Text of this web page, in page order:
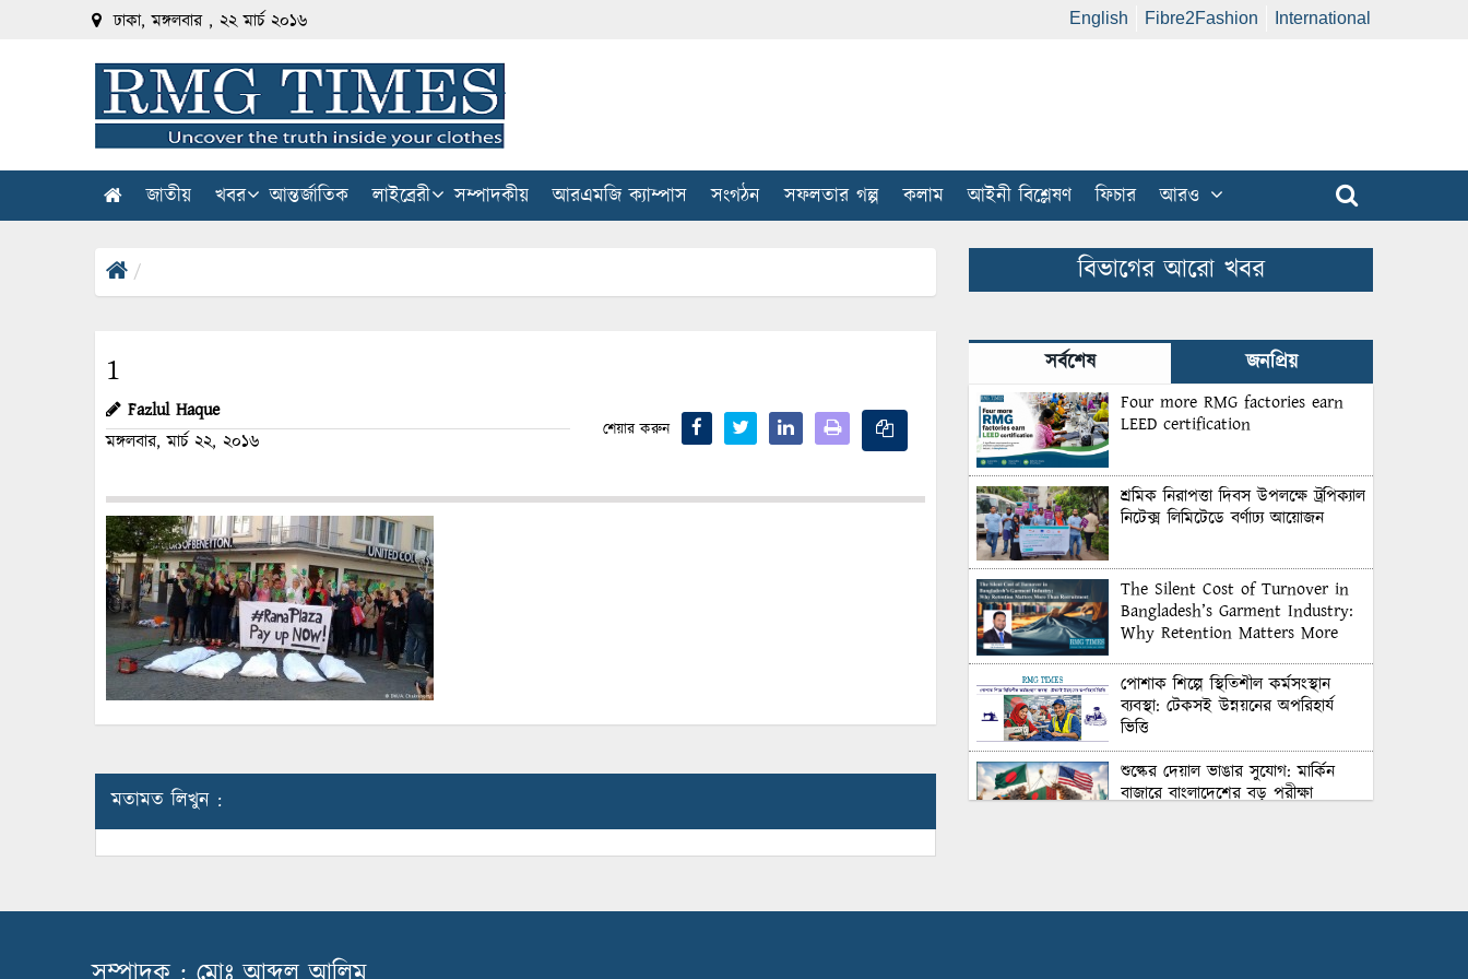
ঢাকা, মঙ্গলবার , ২২ মার্চ ২০১৬ English Fibre2Fashion International
জাতীয় খবর আন্তর্জাতিক লাইব্রেরী সম্পাদকীয় আরএমজি ক্যাম্পাস সংগঠন সফলতার গল্প কলাম আইনী বিশ্লেষণ ফিচার আরও
1
Fazlul Haque
মঙ্গলবার, মার্চ ২২, ২০১৬
শেয়ার করুন
মতামত লিখুন :
বিভাগের আরো খবর
সর্বশেষ জনপ্রিয়
Four more RMG factories earn
LEED certification
শ্রমিক নিরাপত্তা দিবস উপলক্ষে ট্রপিক্যাল
নিটেক্স লিমিটেডে বর্ণাঢ্য আয়োজন
The Silent Cost of Turnover in
Bangladesh’s Garment Industry:
Why Retention Matters More
পোশাক শিল্পে স্থিতিশীল কর্মসংস্থান
ব্যবস্থা: টেকসই উন্নয়নের অপরিহার্য
ভিত্তি
শুল্কের দেয়াল ভাঙার সুযোগ: মার্কিন
বাজারে বাংলাদেশের বড় পরীক্ষা
Workers–2026